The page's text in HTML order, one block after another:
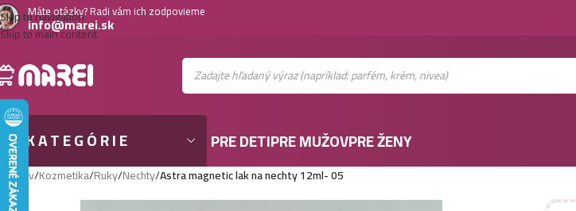
Skip to navigation
Skip to main content
Máte otázky? Radi vám ich zodpovieme
info@marei.sk
KATEGÓRIE PRE DETIPRE MUŽOVPRE ŽENY
Domov/Kozmetika/Ruky/Nechty/Astra magnetic lak na nechty 12ml- 05